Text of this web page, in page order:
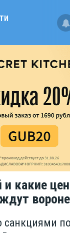
и какие
санкциями